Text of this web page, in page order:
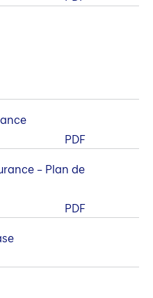
PDF
– Plan de
PDF